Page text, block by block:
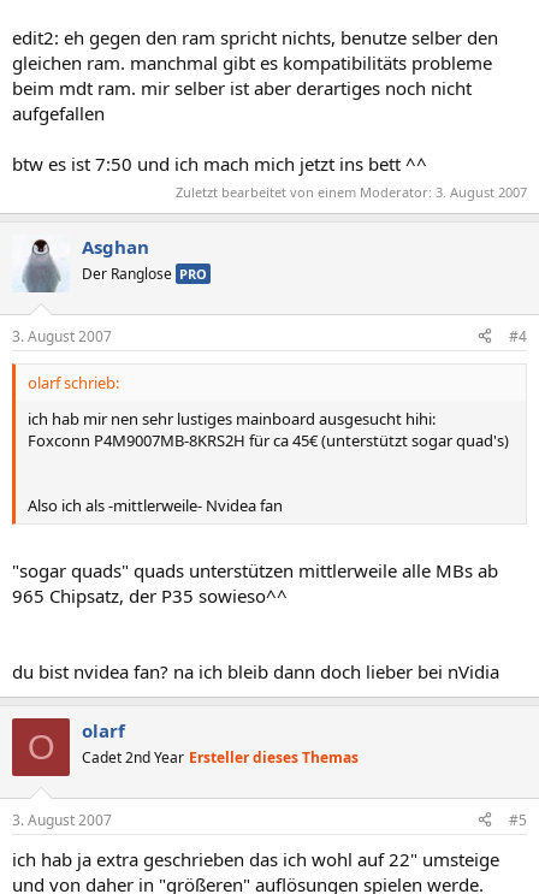
edit2: eh gegen den ram spricht nichts, benutze selber den
gleichen ram. manchmal gibt es kompatibilitäts probleme
beim mdt ram. mir selber ist aber derartiges noch nicht
aufgefallen
btw es ist 7:50 und ich mach mich jetzt ins bett ^^
Zuletzt bearbeitet von einem Moderator: 3. August 2007
Asghan
Der Ranglose PRO
3. August 2007 #4
olarf schrieb:
ich hab mir nen sehr lustiges mainboard ausgesucht hihi:
Foxconn P4M9007MB-8KRS2H für ca 45€ (unterstützt sogar quad's)
Also ich als -mittlerweile- Nvidea fan
"sogar quads" quads unterstützen mittlerweile alle MBs ab
965 Chipsatz, der P35 sowieso^^
du bist nvidea fan? na ich bleib dann doch lieber bei nVidia
O olarf
Cadet 2nd Year Ersteller dieses Themas
3. August 2007 #5
ich hab ja extra geschrieben das ich wohl auf 22" umsteige
und von daher in "größeren" auflösungen spielen werde.